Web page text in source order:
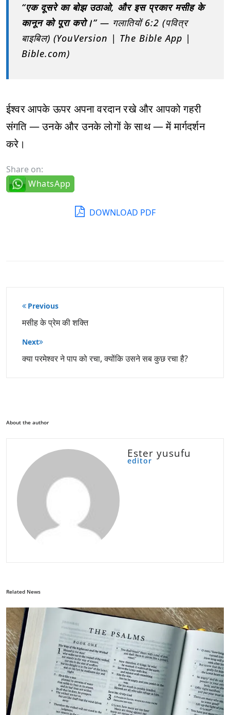
“एक दूसरे का बोझ उठाओ, और इस प्रकार मसीह के
कानून को पूरा करो।”— गलातियों 6:2 (पवित्र
बाइबिल) (YouVersion | The Bible App |
Bible.com)
ईश्वर आपके ऊपर अपना वरदान रखे और आपको गहरी
संगति — उनके और उनके लोगों के साथ — में मार्गदर्शन
करे।
Share on:
WhatsApp
DOWNLOAD PDF
पोस्ट
नेविगेशन
Previous
मसीह के प्रेम की शक्ति
Next
क्या परमेश्वर ने पाप को रचा, क्योंकि उसने सब कुछ रचा है?
About the author
Ester yusufu
editor
Related News